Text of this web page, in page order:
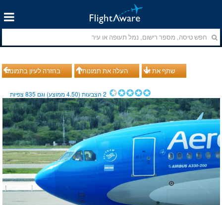
בחזרה לעיון בתמונות העלה את תמונותיך שתף את זה
2הצבעות (4.50ממוצע) וגם 835צפיות